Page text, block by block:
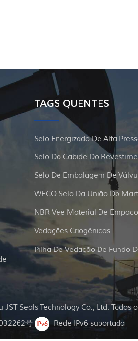
TAGS QUENTES
Selo Energizado De Alta
Vedações Criogênicas
Seals Technology Co., Ltd. Todos
号
Rede IPv6 suportada